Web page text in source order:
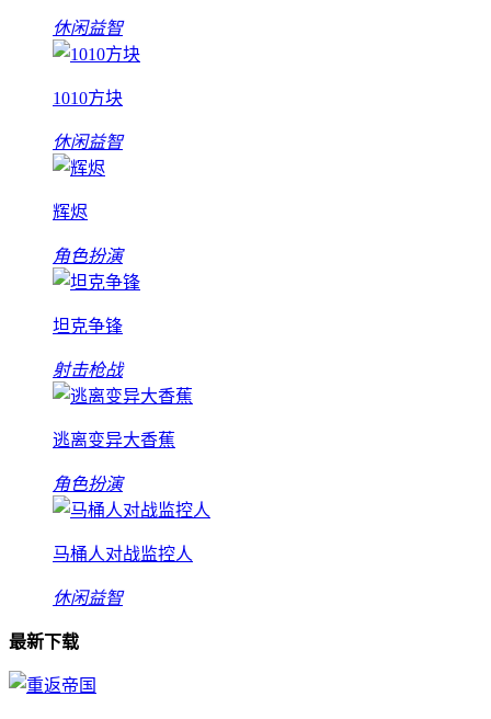
休闲益智
1010方块
休闲益智
辉烬
角色扮演
坦克争锋
射击枪战
逃离变异大香蕉
角色扮演
马桶人对战监控人
休闲益智
最新下载